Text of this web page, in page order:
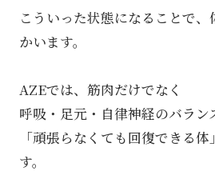
こういった状態になることで
かいます。
AZEでは、筋肉だけでなく
呼吸・足元・自律神経のバラン
「頑張らなくても回復できる
す。